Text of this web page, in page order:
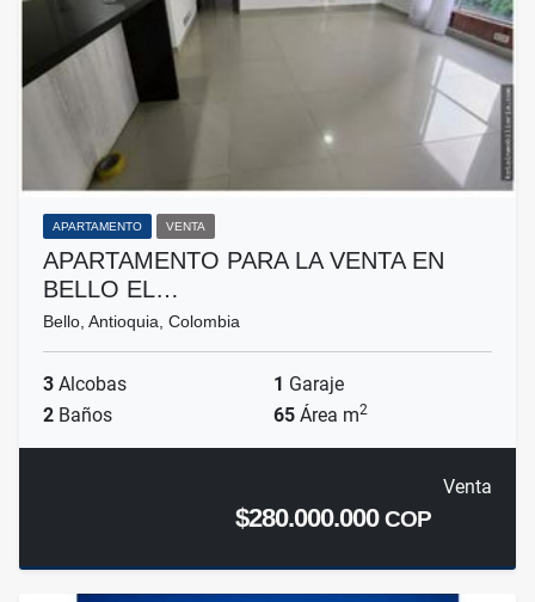
APARTAMENTO VENTA
APARTAMENTO PARA LA VENTA EN
BELLO EL…
Bello, Antioquia, Colombia
3 Alcobas 1 Garaje
2 Baños 65 Área m2
Venta
$280.000.000COP